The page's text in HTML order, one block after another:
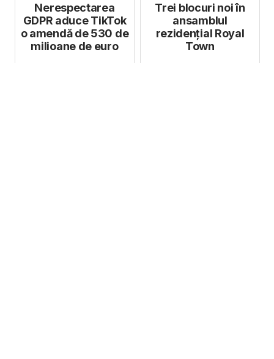
Nerespectarea
GDPR aduce TikTok
o amendă de 530 de
milioane de euro
Trei blocuri noi în
ansamblul
rezidențial Royal
Town